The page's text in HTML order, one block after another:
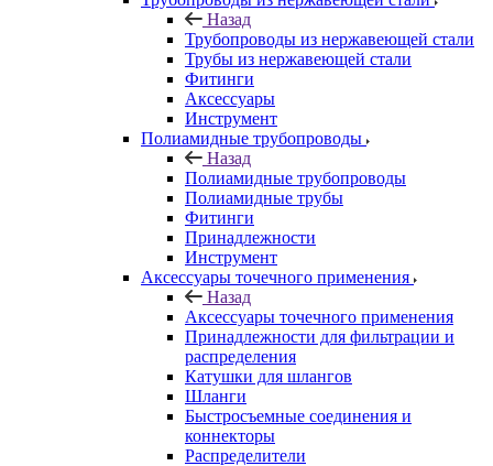
Назад
Трубопроводы из нержавеющей стали
Трубы из нержавеющей стали
Фитинги
Аксессуары
Инструмент
Полиамидные трубопроводы
Назад
Полиамидные трубопроводы
Полиамидные трубы
Фитинги
Принадлежности
Инструмент
Аксессуары точечного применения
Назад
Аксессуары точечного применения
Принадлежности для фильтрации и
распределения
Катушки для шлангов
Шланги
Быстросъемные соединения и
коннекторы
Распределители